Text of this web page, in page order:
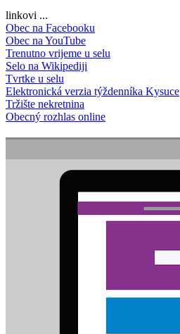
linkovi ...
Obec na Facebooku
Obec na YouTube
Trenutno vrijeme u selu
Selo na Wikipediji
Tvrtke u selu
Elektronická verzia týždenníka Kysuce
Tržište nekretnina
Obecný rozhlas online